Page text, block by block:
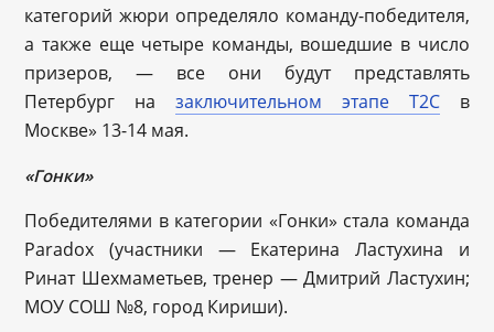
категорий жюри определяло команду-победителя,
а также еще четыре команды, вошедшие в число
призеров, — все они будут представлять
Петербург назаключительном этапе Т2Св
Москве» 13-14 мая.
«Гонки»
Победителями в категории «Гонки» стала команда
Paradox (участники — Екатерина Ластухина и
Ринат Шехмаметьев, тренер — Дмитрий Ластухин;
МОУ СОШ №8, город Кириши).